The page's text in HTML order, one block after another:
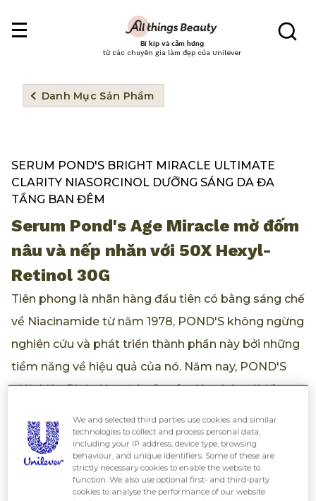
Bí kíp và cảm hứng
từ các chuyên gia làm đẹp của Unilever
Danh Mục Sản Phẩm
SERUM POND'S BRIGHT MIRACLE ULTIMATE
CLARITY NIASORCINOL DƯỠNG SÁNG DA ĐA
TẦNG BAN ĐÊM
Serum Pond's Age Miracle mờ đốm
nâu và nếp nhăn với 50X Hexyl-
Retinol 30G
Tiên phong là nhãn hàng đầu tiên có bằng sáng chế
về Niacinamide từ năm 1978, POND'S không ngừng
nghiên cứu và phát triển thành phần này bởi những
tiềm năng về hiệu quả của nó. Năm nay, POND'S
giới thiệu Phức Hợp Độc Quyền đột phá mới, lấy
Da - NIASORCINOL TM ứng dụng đầy đủ và vượt
trội hơn về khả năng làm sáng da đa tầng đến 20
lớp**. Để so sánh, NIASORCINOL TM hứa hẹn
We and selected third parties use cookies and similar
technologies to collect and process personal data,
including your IP address, device type, browsing
behaviour, and unique identifiers. Some of these are
strictly necessary cookies to enable the website to
function. We also use optional first- and third-party
cookies to analyse the performance of our website